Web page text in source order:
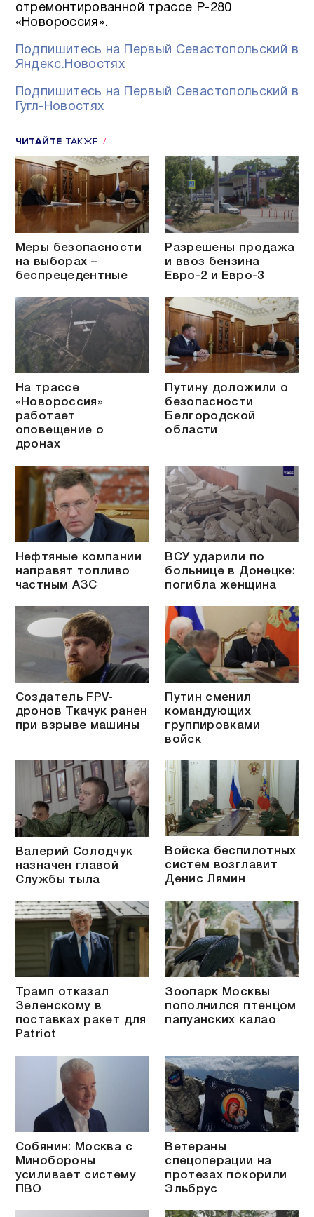
отремонтированной трассе Р-280
«Новороссия».
Подпишитесь на Первый Севастопольский в
Яндекс.Новостях
Подпишитесь на Первый Севастопольский в
Гугл-Новостях
ЧИТАЙТЕ ТАКЖЕ
Меры безопасности
на выборах –
беспрецедентные
Разрешены продажа
и ввоз бензина
Евро-2 и Евро-3
На трассе
«Новороссия»
работает
оповещение о
дронах
Путину доложили о
безопасности
Белгородской
области
Нефтяные компании
направят топливо
частным АЗС
ВСУ ударили по
больнице в Донецке:
погибла женщина
Создатель FPV-
дронов Ткачук ранен
при взрыве машины
Путин сменил
командующих
группировками
войск
Валерий Солодчук
назначен главой
Службы тыла
Войска беспилотных
систем возглавит
Денис Лямин
Трамп отказал
Зеленскому в
поставках ракет для
Patriot
Зоопарк Москвы
пополнился птенцом
папуанских калао
Собянин: Москва с
Минобороны
усиливает систему
ПВО
Ветераны
спецоперации на
протезах покорили
Эльбрус